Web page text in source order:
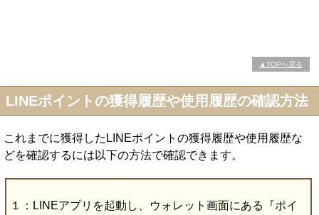
▲TOPへ戻る
LINEポイントの獲得履歴や使用履歴の確認方法
これまでに獲得したLINEポイントの獲得履歴や使用履歴な
どを確認するには以下の方法で確認できます。
１：LINEアプリを起動し、ウォレット画面にある『ポイ